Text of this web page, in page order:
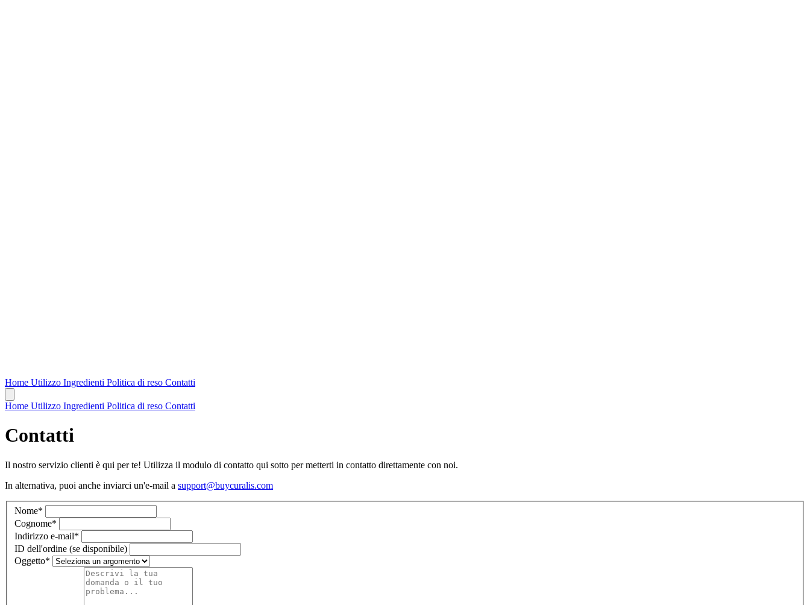
Home Utilizzo Ingredienti Politica di reso Contatti
Home Utilizzo Ingredienti Politica di reso Contatti
Contatti
Il nostro servizio clienti è qui per te! Utilizza il modulo di contatto qui sotto per metterti in contatto direttamente con noi.
In alternativa, puoi anche inviarci un'e-mail a support@buycuralis.com
Nome*
Cognome*
Indirizzo e-mail*
ID dell'ordine (se disponibile)
Oggetto*